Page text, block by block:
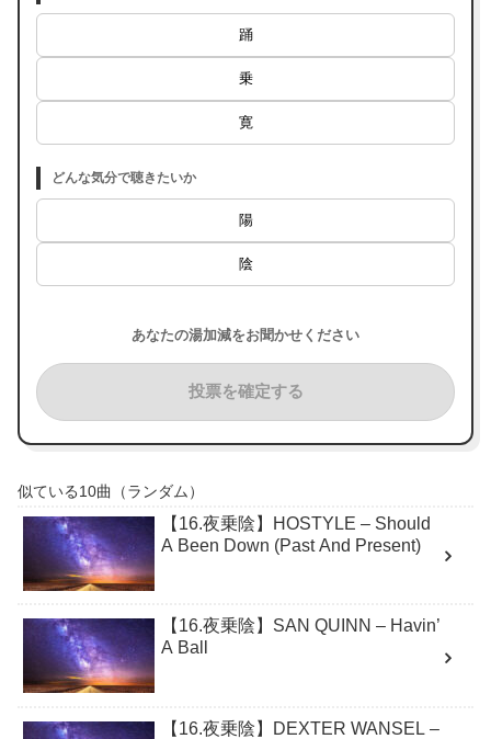
踊
乗
寛
どんな気分で聴きたいか
陽
陰
あなたの湯加減をお聞かせください
投票を確定する
似ている10曲（ランダム）
【16.夜乗陰】HOSTYLE – Should
A Been Down (Past And Present)
【16.夜乗陰】SAN QUINN – Havin’
A Ball
【16.夜乗陰】DEXTER WANSEL –